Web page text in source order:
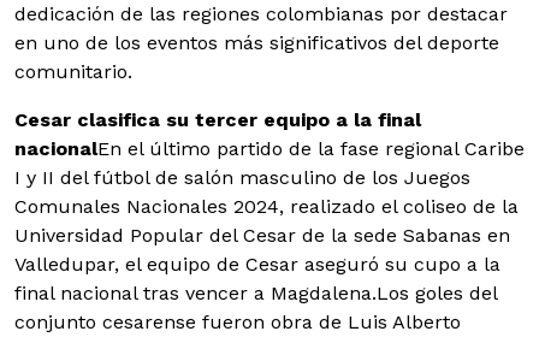
dedicación de las regiones colombianas por destacar
en uno de los eventos más significativos del deporte
comunitario.
Cesar clasifica su tercer equipo a la final
nacionalEn el último partido de la fase regional Caribe
I y II del fútbol de salón masculino de los Juegos
Comunales Nacionales 2024, realizado el coliseo de la
Universidad Popular del Cesar de la sede Sabanas en
Valledupar, el equipo de Cesar aseguró su cupo a la
final nacional tras vencer a Magdalena.Los goles del
conjunto cesarense fueron obra de Luis Alberto